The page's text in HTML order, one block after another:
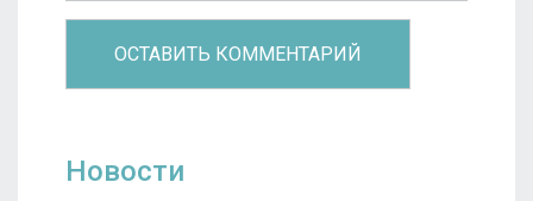
Новости